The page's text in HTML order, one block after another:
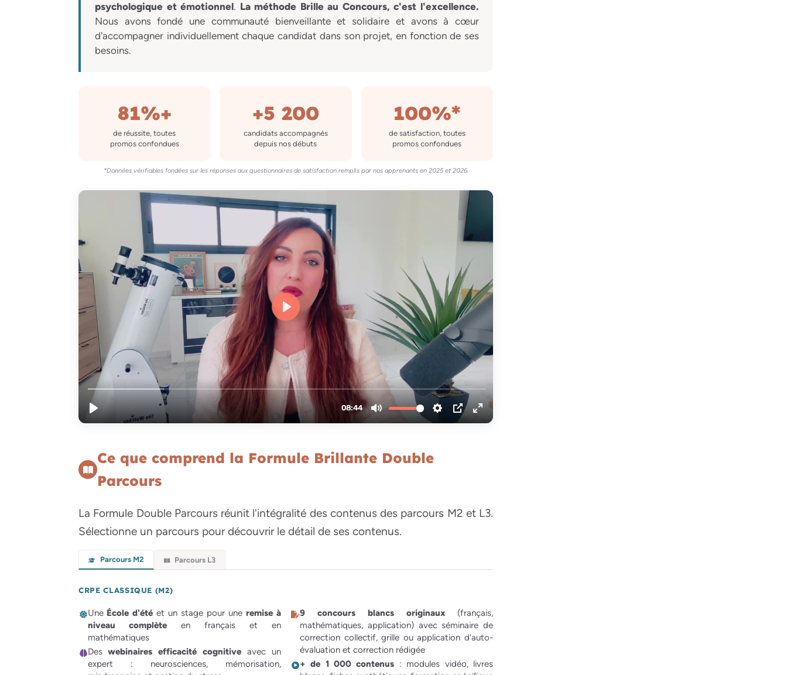
psychologique et émotionnel. La méthode Brille au Concours, c'est l'excellence.
Nous avons fondé une communauté bienveillante et solidaire et avons à cœur
d'accompagner individuellement chaque candidat dans son projet, en fonction de ses
besoins.
81%+
de réussite, toutes
promos confondues
+5 200
candidats accompagnés
depuis nos débuts
100%*
de satisfaction, toutes
promos confondues
*Données vérifiables fondées sur les réponses aux questionnaires de satisfaction remplis par nos apprenants en 2025 et 2026.
Ce que comprend la Formule Brillante Double
Parcours
La Formule Double Parcours réunit l'intégralité des contenus des parcours M2 et L3.
Sélectionne un parcours pour découvrir le détail de ses contenus.
Parcours M2 Parcours L3
CRPE CLASSIQUE (M2)
Une École d'été et un stage pour une remise à
niveau complète en français et en
mathématiques
Des webinaires efficacité cognitive avec un
expert : neurosciences, mémorisation,
9 concours blancs originaux (français,
mathématiques, application) avec séminaire de
correction collectif, grille ou application d'auto-
évaluation et correction rédigée
+ de 1 000 contenus : modules vidéo, livres